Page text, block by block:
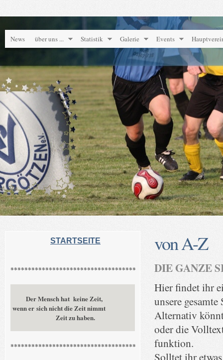
News über uns ... Statistik Galerie Events
von A-Z
DIE GANZE
Hier findet ihr
unsere gesamte
Alternativ
oder die
funktion.
Solltet ihr
STARTSEITE
************************************
Der Mensch hat keine Zeit,
wenn er sich nicht die Zeit nimmt
Zeit zu haben.
************************************